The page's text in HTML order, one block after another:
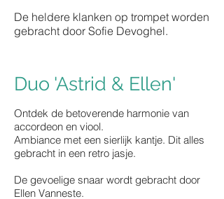
De heldere klanken op trompet worden
gebracht door Sofie Devoghel.
Duo 'Astrid & Ellen'
Ontdek de betoverende harmonie van
accordeon en viool.
Ambiance met een sierlijk kantje. Dit alles
gebracht in een retro jasje.
De gevoelige snaar wordt gebracht door
Ellen Vanneste.